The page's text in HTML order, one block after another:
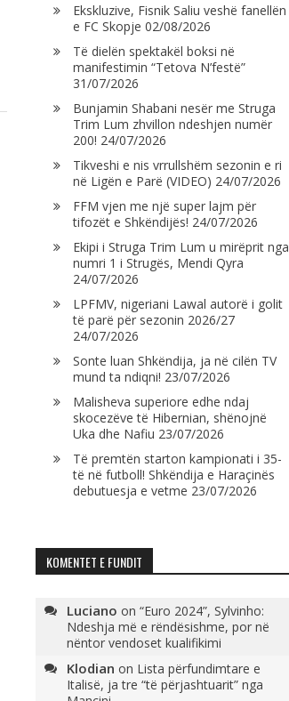
Ekskluzive, Fisnik Saliu veshë fanellën
e FC Skopje 02/08/2026
Të dielën spektakël boksi në
manifestimin “Tetova N’festë”
31/07/2026
Bunjamin Shabani nesër me Struga
Trim Lum zhvillon ndeshjen numër
200! 24/07/2026
Tikveshi e nis vrrullshëm sezonin e ri
në Ligën e Parë (VIDEO) 24/07/2026
FFM vjen me një super lajm për
tifozët e Shkëndijës! 24/07/2026
Ekipi i Struga Trim Lum u mirëprit nga
numri 1 i Strugës, Mendi Qyra
24/07/2026
LPFMV, nigeriani Lawal autorë i golit
të parë për sezonin 2026/27
24/07/2026
Sonte luan Shkëndija, ja në cilën TV
mund ta ndiqni! 23/07/2026
Malisheva superiore edhe ndaj
skocezëve të Hibernian, shënojnë
Uka dhe Nafiu 23/07/2026
Të premtën starton kampionati i 35-
të në futboll! Shkëndija e Haraçinës
debutuesja e vetme 23/07/2026
KOMENTET E FUNDIT
Luciano on “Euro 2024”, Sylvinho:
Ndeshja më e rëndësishme, por në
nëntor vendoset kualifikimi
Klodian on Lista përfundimtare e
Italisë, ja tre “të përjashtuarit” nga